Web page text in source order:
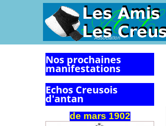
Association
Nos prochaines
manifestations
Echos Creusois
d'antan
de mars 1902